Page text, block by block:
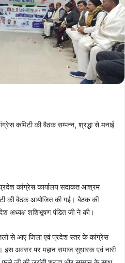
कमिटी की बैठक सम्पन्न, श्रद्धा से मनाई
कांग्रेस कार्यालय सदाकत आश्रम
की बैठक आयोजित की गई। बैठक की
अध्यक्ष शशिभूषण पंडित जी ने की।
से आए जिला एवं प्रदेश स्तर के कांग्रेस
इस अवसर पर महान समाज सुधारक एवं नारी